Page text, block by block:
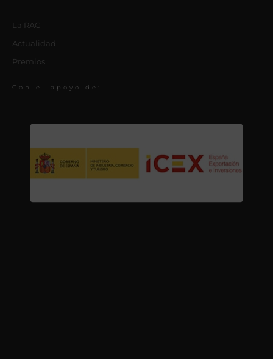
La RAG
Actualidad
Premios
Con el apoyo de: